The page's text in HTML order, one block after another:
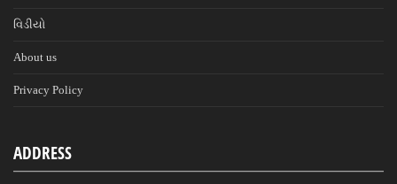
વિડીયો
About us
Privacy Policy
ADDRESS